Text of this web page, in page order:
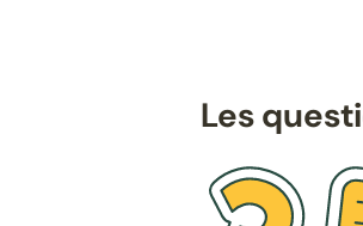
Les